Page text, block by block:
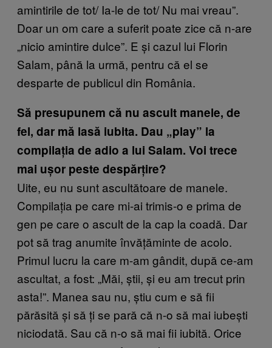
amintirile de tot/ Ia-le de tot/ Nu mai vreau”.
Doar un om care a suferit poate zice că n-are
„nicio amintire dulce”. E și cazul lui Florin
Salam, până la urmă, pentru că el se
desparte de publicul din România.
Să presupunem că nu ascult manele, de
fel, dar mă lasă iubita. Dau „play” la
compilația de adio a lui Salam. Voi trece
mai ușor peste despărțire?
Uite, eu nu sunt ascultătoare de manele.
Compilația pe care mi-ai trimis-o e prima de
gen pe care o ascult de la cap la coadă. Dar
pot să trag anumite învățăminte de acolo.
Primul lucru la care m-am gândit, după ce-am
ascultat, a fost: „Măi, știi, și eu am trecut prin
asta!”. Manea sau nu, știu cum e să fii
părăsită și să ți se pară că n-o să mai iubești
niciodată. Sau că n-o să mai fii iubită. Orice